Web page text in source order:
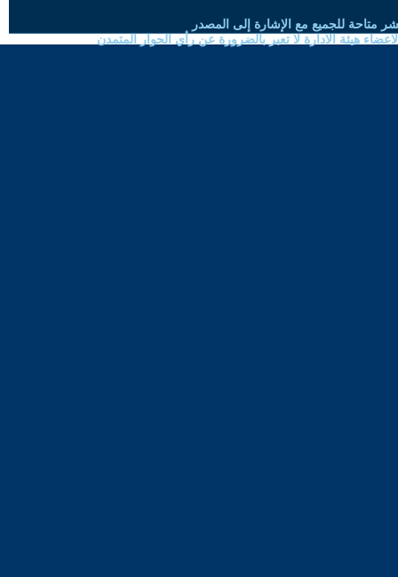
متاحة للجميع مع الإشارة إلى المصدر
هيئة الادارة لا تعبر بالضرورة عن رأي الحوار المتمدن